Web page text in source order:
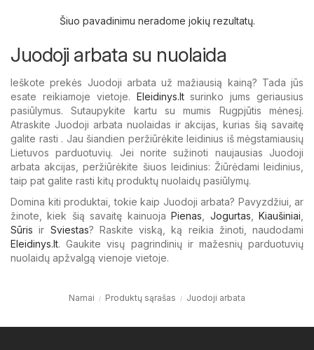
Šiuo pavadinimu neradome jokių rezultatų.
Juodoji arbata su nuolaida
Ieškote prekės Juodoji arbata už mažiausią kainą? Tada jūs
esate reikiamoje vietoje. Eleidinys.ltsurinko jums geriausius
pasiūlymus. Sutaupykite kartu su mumis Rugpjūtis mėnesį.
Atraskite Juodoji arbata nuolaidas ir akcijas, kurias šią savaitę
galite rasti . Jau šiandien peržiūrėkite leidinius iš mėgstamiausių
Lietuvos parduotuvių. Jei norite sužinoti naujausias Juodoji
arbata akcijas, peržiūrėkite šiuos leidinius: Žiūrėdami leidinius,
taip pat galite rasti kitų produktų nuolaidų pasiūlymų.
Domina kiti produktai, tokie kaip Juodoji arbata? Pavyzdžiui, ar
žinote, kiek šią savaitę kainuojaPienas Jogurtas ,Kiaušiniai
Sūris ir Sviestas? Raskite viską, ką reikia žinoti, naudodami
Eleidinys.lt. Gaukite visų pagrindinių ir mažesnių parduotuvių
nuolaidų apžvalgą vienoje vietoje.
Namai Produktų sąrašas Juodoji arbata